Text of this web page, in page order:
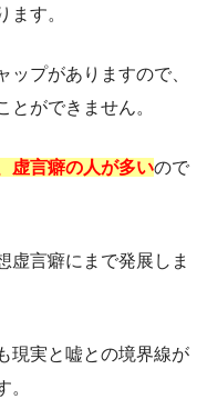
ます。
ップがありますので、
とができません。
虚言癖の人が多いので
虚言癖にまで発展しま
現実と嘘との境界線が
。